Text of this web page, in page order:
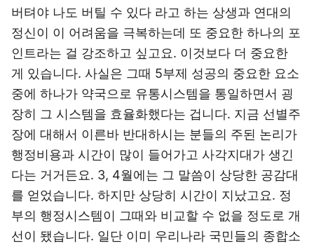
버텨야 나도 버틸 수 있다 라고 하는 상생과 연대의
정신이 이 어려움을 극복하는데 또 중요한 하나의 포
인트라는 걸 강조하고 싶고요. 이것보다 더 중요한
게 있습니다. 사실은 그때 5부제 성공의 중요한 요소
중에 하나가 약국으로 유통시스템을 통일하면서 굉
장히 그 시스템을 효율화했다는 겁니다. 지금 선별주
장에 대해서 이른바 반대하시는 분들의 주된 논리가
행정비용과 시간이 많이 들어가고 사각지대가 생긴
다는 거거든요. 3, 4월에는 그 말씀이 상당한 공감대
를 얻었습니다. 하지만 상당히 시간이 지났고요. 정
부의 행정시스템이 그때와 비교할 수 없을 정도로 개
선이 됐습니다. 일단 이미 우리나라 국민들의 종합소